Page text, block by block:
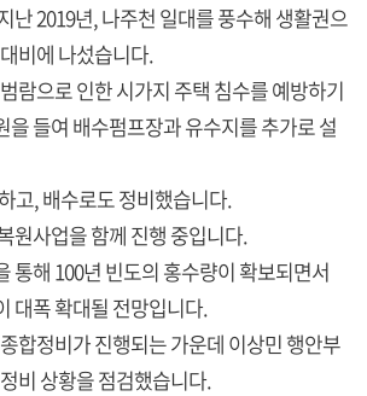
난 2019년, 나주천 일대를 풍수해 생활권으
비에 나섰습니다.
람으로 인한 시가지 주택 침수를 예방하기
을 들여 배수펌프장과 유수지를 추가로 설
고, 배수로도 정비했습니다.
원사업을 함께 진행 중입니다.
통해 100년 빈도의 홍수량이 확보되면서
대폭 확대될 전망입니다.
합정비가 진행되는 가운데 이상민 행안부
비 상황을 점검했습니다.